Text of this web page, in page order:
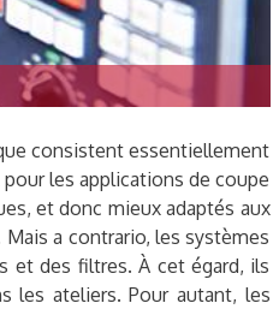
consistent essentiellement
les applications de coupe
et donc mieux adaptés aux
a contrario, les systèmes
et des filtres. À cet égard, ils
les ateliers. Pour autant, les